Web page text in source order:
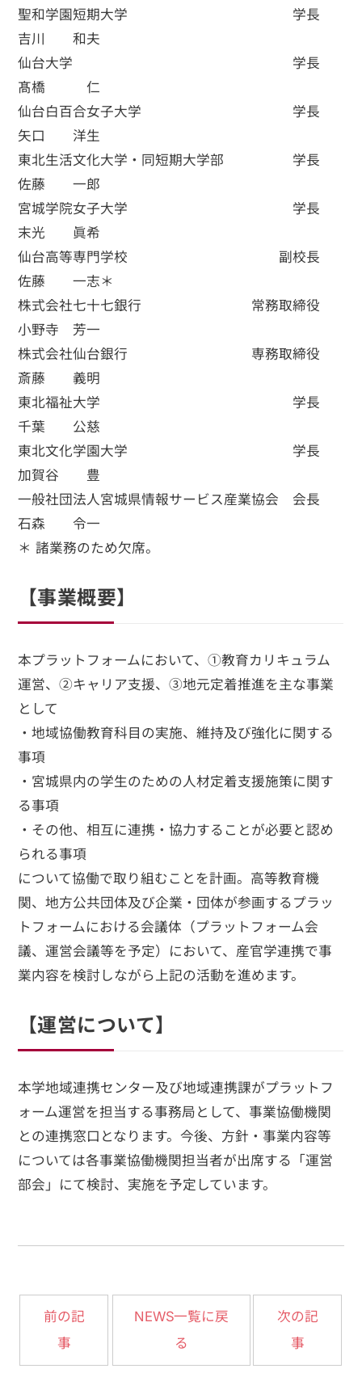
聖和学園短期大学 学長
吉川 和夫
仙台大学 学長
髙橋 仁
仙台白百合女子大学 学長
矢口 洋生
東北生活文化大学・同短期大学部 学長
佐藤 一郎
宮城学院女子大学 学長
末光 眞希
仙台高等専門学校 副校長
佐藤 一志＊
株式会社七十七銀行 常務取締役
小野寺 芳一
株式会社仙台銀行 専務取締役
斎藤 義明
東北福祉大学 学長
千葉 公慈
東北文化学園大学 学長
加賀谷 豊
一般社団法人宮城県情報サービス産業協会 会長
石森 令一
＊ 諸業務のため欠席。
【事業概要】
本プラットフォームにおいて、①教育カリキュラム
運営、②キャリア支援、③地元定着推進を主な事業
として
・地域協働教育科目の実施、維持及び強化に関する
事項
・宮城県内の学生のための人材定着支援施策に関す
る事項
・その他、相互に連携・協力することが必要と認め
られる事項
について協働で取り組むことを計画。高等教育機
関、地方公共団体及び企業・団体が参画するプラッ
トフォームにおける会議体（プラットフォーム会
議、運営会議等を予定）において、産官学連携で事
業内容を検討しながら上記の活動を進めます。
【運営について】
本学地域連携センター及び地域連携課がプラットフ
ォーム運営を担当する事務局として、事業協働機関
との連携窓口となります。今後、方針・事業内容等
については各事業協働機関担当者が出席する「運営
部会」にて検討、実施を予定しています。
前の記
事
NEWS一覧に戻
る
次の記
事